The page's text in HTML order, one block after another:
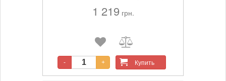
стали. Надежная фиксация лезвия в
раме ножа, абсолютно исключено
благодаря выкованной по форме
лезвия раме, двойному фиксатору.
1 219 грн.
- + Купить